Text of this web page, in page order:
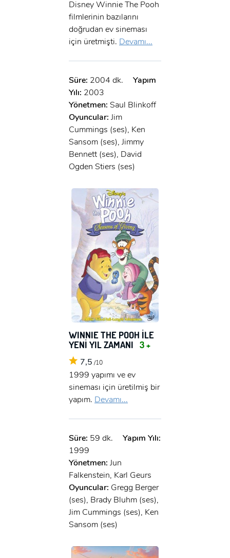
GIRIŞ YAP
E-Posta:
Şifre:
Ad Soyad:
Disney Winnie The Pooh
filmlerinin bazılarını
doğrudan ev sineması
için üretmişti. Devamı...
Süre: 2004 dk.
Yapım
Yılı: 2003
Yönetmen: Saul Blinkoff
Oyuncular: Jim
Cummings (ses), Ken
Sansom (ses), Jimmy
Bennett (ses), David
Ogden Stiers (ses)
WINNIE THE POOH İLE
YENİ YIL ZAMANI 3 +
7,5 /10
1999 yapımı ve ev
sineması için üretilmiş bir
yapım. Devamı...
Süre: 59 dk.
Yapım Yılı:
1999
Yönetmen: Jun
Falkenstein, Karl Geurs
Oyuncular: Gregg Berger
(ses), Brady Bluhm (ses),
Jim Cummings (ses), Ken
Sansom (ses)